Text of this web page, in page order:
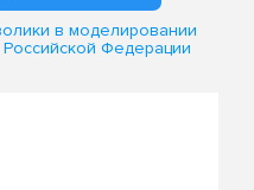
в моделировании
Федерации